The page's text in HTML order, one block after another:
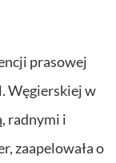
prasowej
Węgierskiej w
radnymi i
zaapelowała o